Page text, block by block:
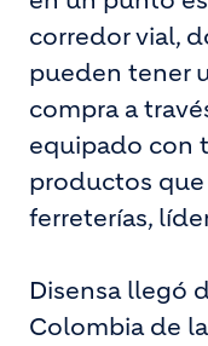
corredor vial,
pueden tener
compra a
equipado con
productos
ferreterías,
Disensa llegó
Colombia de